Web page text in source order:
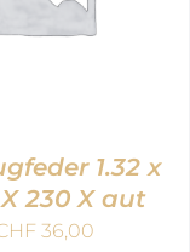
1.32 x
230 X aut
36,00